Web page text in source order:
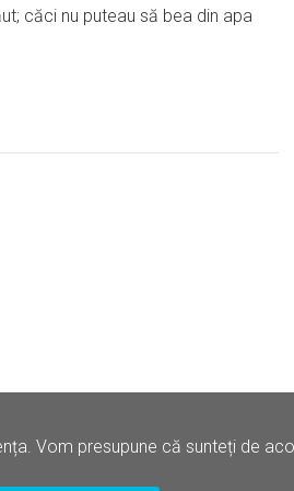
căci nu puteau să bea din apa
Vom presupune că sunteți de